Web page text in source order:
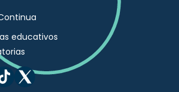
educativos